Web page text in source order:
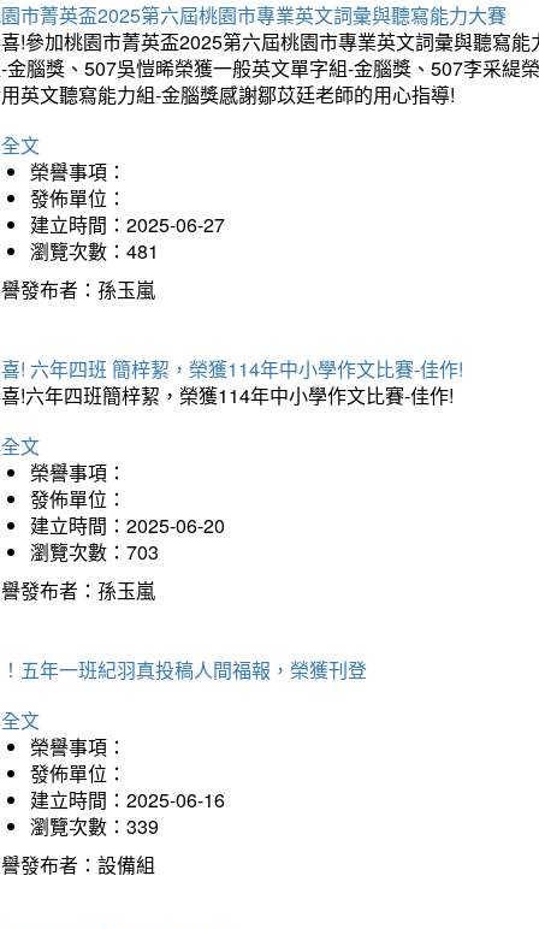
市菁英盃2025第六屆桃園市專業英文詞彙與聽寫能力大賽
!參加桃園市菁英盃2025第六屆桃園市專業英文詞彙與聽寫
金腦獎、507吳愷晞榮獲一般英文單字組-金腦獎、507李采緹
英文聽寫能力組-金腦獎感謝鄒苡廷老師的用心指導!
文
榮譽事項：
發佈單位：
建立時間：2025-06-27
瀏覽次數：481
發布者：孫玉嵐
! 六年四班 簡梓絜，榮獲114年中小學作文比賽-佳作!
!六年四班簡梓絜，榮獲114年中小學作文比賽-佳作!
文
榮譽事項：
發佈單位：
建立時間：2025-06-20
瀏覽次數：703
發布者：孫玉嵐
五年一班紀羽真投稿人間福報，榮獲刊登
文
榮譽事項：
發佈單位：
建立時間：2025-06-16
瀏覽次數：339
發布者：設備組